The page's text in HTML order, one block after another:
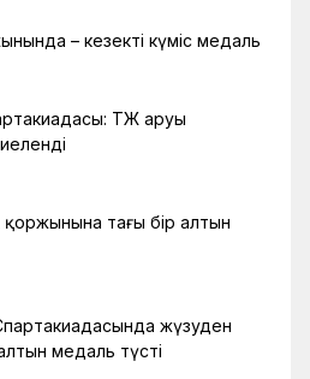
– кезекті күміс медаль
ҚТЖ аруы
тағы бір алтын
жүзуден
медаль түсті